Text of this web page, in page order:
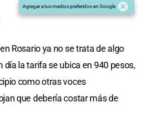
Agregar a tus medios preferidos en Google
Rosario ya no se trata de algo
día la tarifa se ubica en 940 pesos,
como otras voces
que debería costar más de